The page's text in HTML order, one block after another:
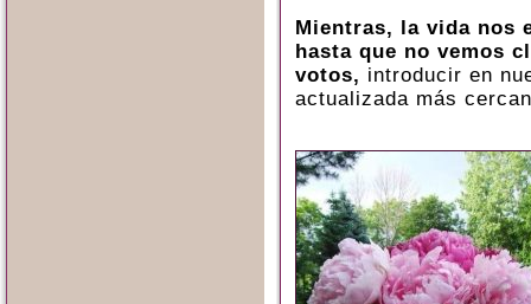
Mientras, la vida nos
hasta que no vemos
votos, introducir en
actualizada más